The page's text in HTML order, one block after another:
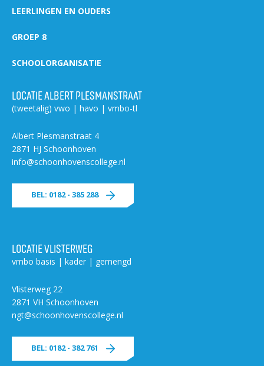
LEERLINGEN EN OUDERS
GROEP 8
SCHOOLORGANISATIE
LOCATIE ALBERT PLESMANSTRAAT
(tweetalig) vwo | havo | vmbo-tl
Albert Plesmanstraat 4
2871 HJ Schoonhoven
info@schoonhovenscollege.nl
BEL: 0182 - 385 288
LOCATIE VLISTERWEG
vmbo basis | kader | gemengd
Vlisterweg 22
2871 VH Schoonhoven
ngt@schoonhovenscollege.nl
BEL: 0182 - 382 761